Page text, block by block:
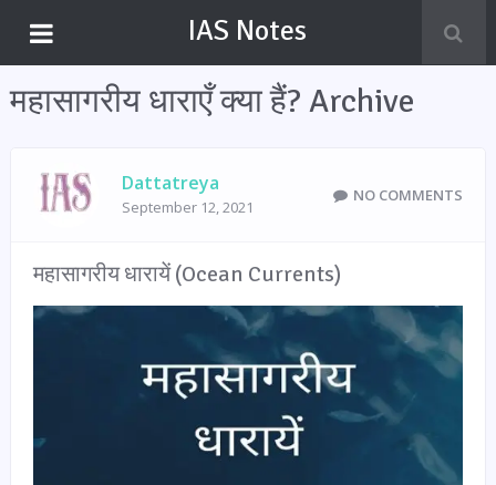
IAS Notes
महासागरीय धाराएँ क्या हैं? Archive
Dattatreya
September 12, 2021
NO COMMENTS
महासागरीय धारायें (Ocean Currents)